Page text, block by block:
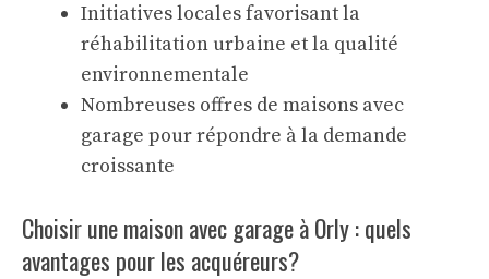
Initiatives locales favorisant la
réhabilitation urbaine et la qualité
environnementale
Nombreuses offres de maisons avec
garage pour répondre à la demande
croissante
Choisir une maison avec garage à Orly : quels
avantages pour les acquéreurs?